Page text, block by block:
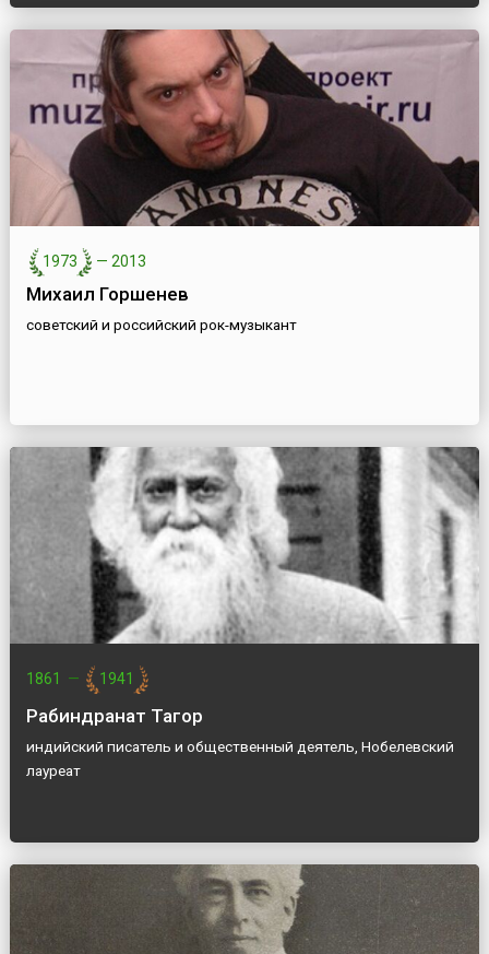
1973 — 2013
Михаил Горшенев
советский и российский рок-музыкант
1861 — 1941
Рабиндранат Тагор
индийский писатель и общественный деятель, Нобелевский
лауреат